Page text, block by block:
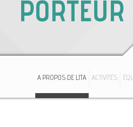
PORTEUR
A PROPOS DE LITA ACTIVITÉS